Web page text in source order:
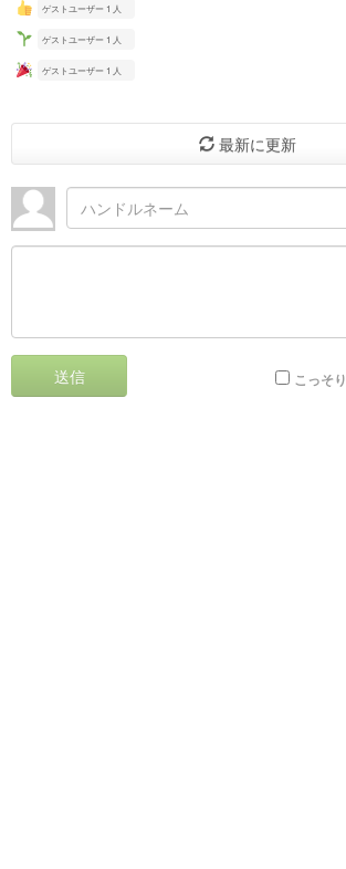
ゲストユーザー 1 人
ゲストユーザー 1 人
ゲストユーザー 1 人
最新に更新
送信 こっそり